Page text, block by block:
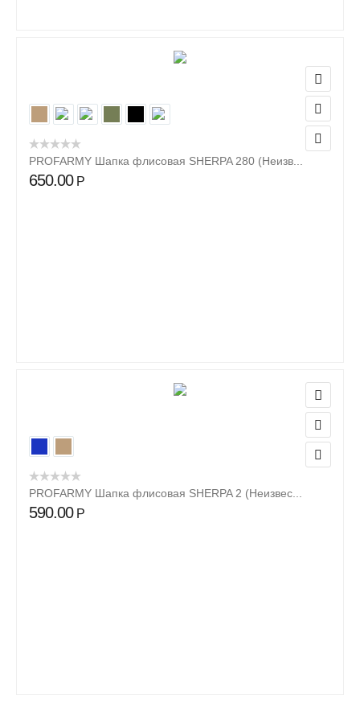
PROFARMY Шапка флисовая SHERPA 280 (Неизв...
650.00 Р
PROFARMY Шапка флисовая SHERPA 2 (Неизвес...
590.00 Р